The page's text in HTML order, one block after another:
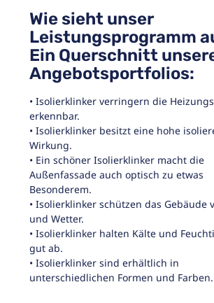
Wie sieht unser
Leistungsprogramm
Ein Querschnitt
Angebotsportfolios:
• Isolierklinker verringern die
erkennbar.
• Isolierklinker besitzt eine hohe
Wirkung.
• Ein schöner Isolierklinker macht die
Außenfassade auch optisch zu etwas
Besonderem.
• Isolierklinker schützen das Gebäude
und Wetter.
• Isolierklinker halten Kälte und
gut ab.
• Isolierklinker sind erhältlich in
unterschiedlichen Formen und Farben.